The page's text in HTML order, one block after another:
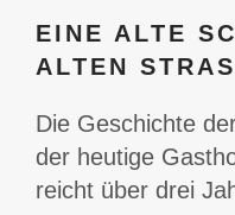
EINE ALTE
ALTEN
Die Geschichte
der heutige
reicht über drei